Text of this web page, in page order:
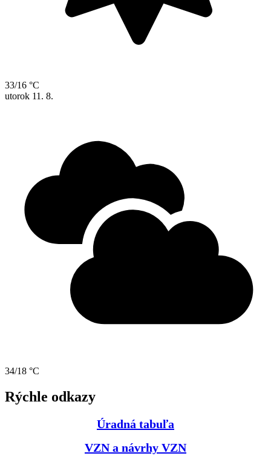
33/16 °C
utorok 11. 8.
34/18 °C
Rýchle odkazy
Úradná tabuľa
VZN a návrhy VZN